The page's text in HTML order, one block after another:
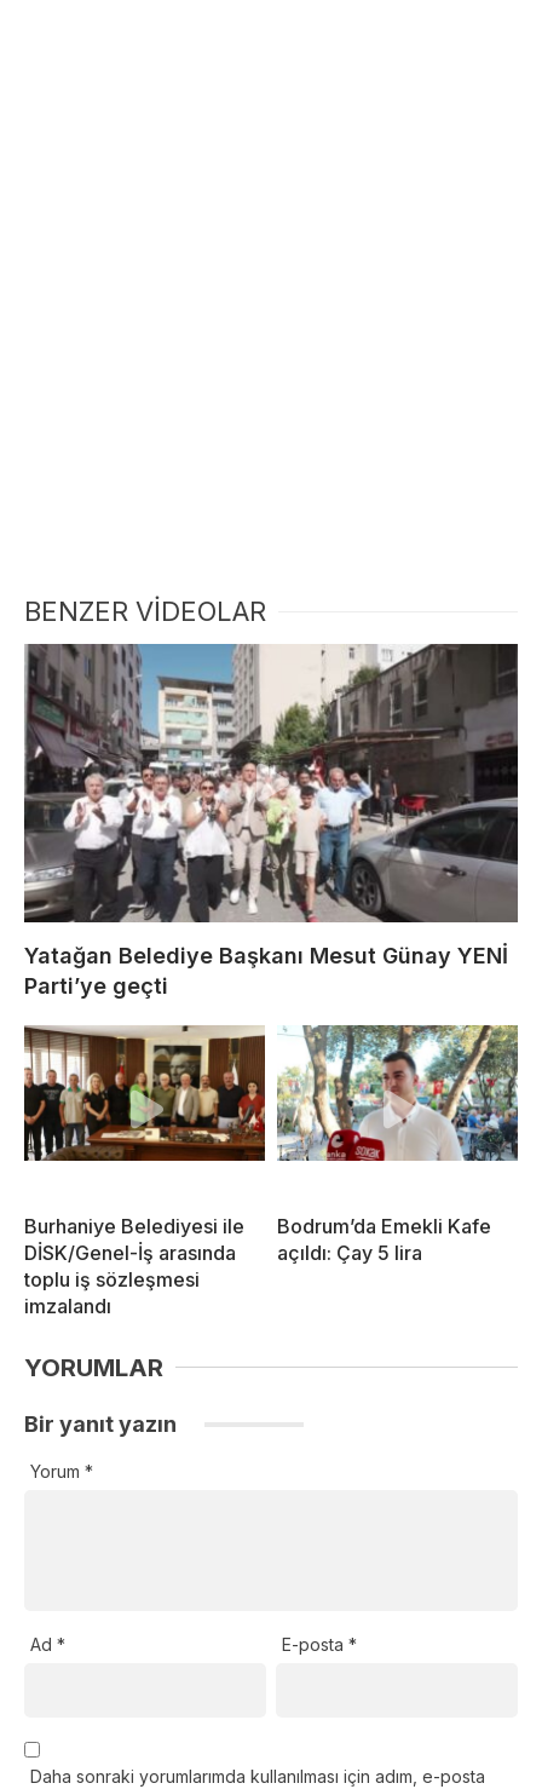
BENZER VİDEOLAR
Yatağan Belediye Başkanı Mesut Günay YENİ
Parti’ye geçti
Burhaniye Belediyesi ile
DİSK/Genel-İş arasında
toplu iş sözleşmesi
imzalandı
Bodrum’da Emekli Kafe
açıldı: Çay 5 lira
YORUMLAR
Bir yanıt yazın
Yorum *
Ad * E-posta*
Daha sonraki yorumlarımda kullanılması için adım, e-posta